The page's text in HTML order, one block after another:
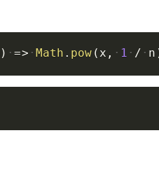
) => Math . pow ( x , 1 / n